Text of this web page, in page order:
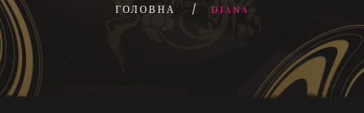
ГОЛОВНА DIANA